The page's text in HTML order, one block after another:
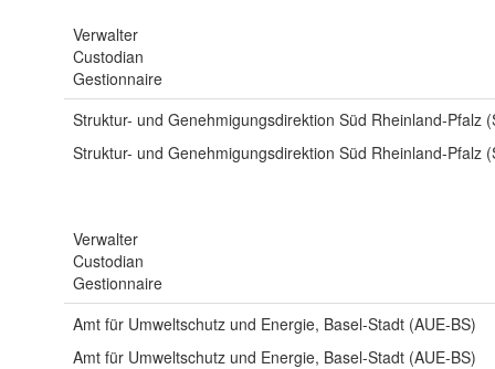
Verwalter
Custodian
Gestionnaire
Struktur- und Genehmigungsdirektion Süd Rheinland-Pfalz
Struktur- und Genehmigungsdirektion Süd Rheinland-Pfalz
Verwalter
Custodian
Gestionnaire
Amt für Umweltschutz und Energie, Basel-Stadt (AUE-BS)
Amt für Umweltschutz und Energie, Basel-Stadt (AUE-BS)